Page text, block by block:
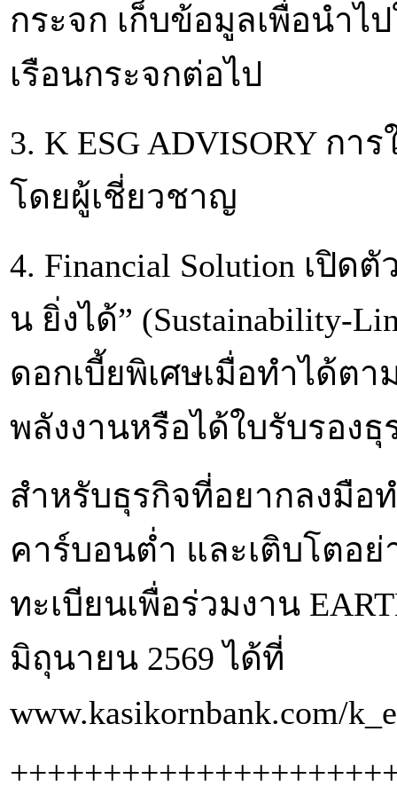
กระจก เก็บข้อมูลเพื่อนำไ
เรือนกระจกต่อไป
3. K ESG ADVISORY ก
โดยผู้เชี่ยวชาญ
4. Financial Solution เปิด
น ยิ่งได้” (Sustainability-
ดอกเบี้ยพิเศษเมื่อทำได้ต
พลังงานหรือได้ใบรับรองธุ
สำหรับธุรกิจที่อยากลงมือ
คาร์บอนต่ำ และเติบโตอ
ทะเบียนเพื่อร่วมงาน
มิถุนายน 2569 ได้ที่
www.kasikornbank.com/